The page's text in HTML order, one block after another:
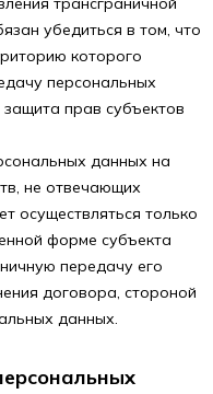
убедиться в том, что
которого
персональных
прав субъектов
данных на
не отвечающих
осуществляться только
форме субъекта
передачу его
договора, стороной
данных.